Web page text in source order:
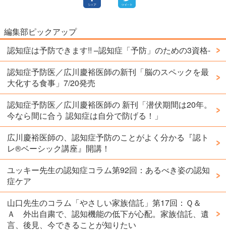
編集部ピックアップ
認知症は予防できます!! –認知症「予防」のための3資格-
認知症予防医／広川慶裕医師の新刊「脳のスペックを最
大化する食事」7/20発売
認知症予防医／広川慶裕医師の 新刊「潜伏期間は20年。
今なら間に合う 認知症は自分で防げる！」
広川慶裕医師の、認知症予防のことがよく分かる『認ト
レ®️ベーシック講座』開講！
ユッキー先生の認知症コラム第92回：あるべき姿の認知
症ケア
山口先生のコラム「やさしい家族信託」第17回：Ｑ＆
Ａ 外出自粛で、認知機能の低下が心配。家族信託、遺
言、後見、今できることが知りたい